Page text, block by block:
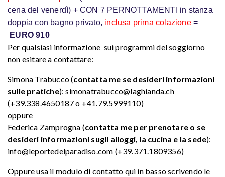
cena del venerdì) + CON 7 PERNOTTAMENTI in stanza
doppia con bagno privato, inclusa prima colazione=
EURO 910
Per qualsiasi informazione sui programmi del soggiorno
non esitare a contattare:
Simona Trabucco (contatta me se desideri informazioni
sulle pratiche): simonatrabucco@laghianda.ch
(+39.338.4650187 o +41.79.5999110)
oppure
Federica Zamprogna (contatta me per prenotare o se
desideri informazioni sugli alloggi, la cucina e la sede):
info@leportedelparadiso.com (+39.371.1809356)
Oppure usa il modulo di contatto qui in basso scrivendo le